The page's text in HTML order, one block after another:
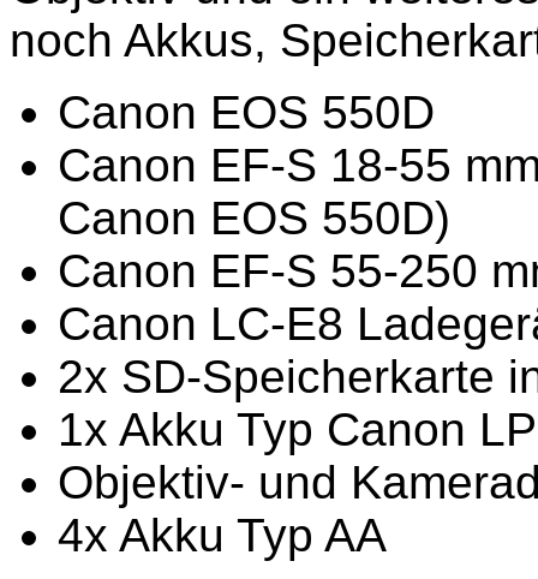
noch Akkus,
Canon EOS 550D
Canon EF-S 18-55
Canon EOS 550D)
Canon EF-S 55-250
Canon LC-E8
2x SD-Speicherkarte
1x Akku Typ Canon
Objektiv- und
4x Akku Typ AA